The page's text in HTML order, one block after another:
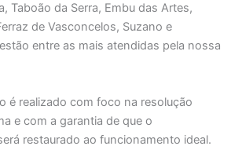
Taboão da Serra, Embu das Artes,
de Vasconcelos, Suzano e
entre as mais atendidas pela nossa
é realizado com foco na resolução
e com a garantia de que o
restaurado ao funcionamento ideal.